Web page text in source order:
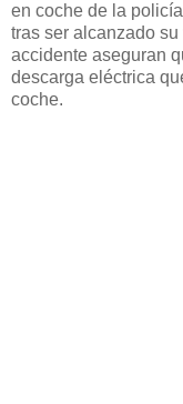
en coche de la
tras ser alcanzado
accidente aseguran
descarga eléctrica
coche.